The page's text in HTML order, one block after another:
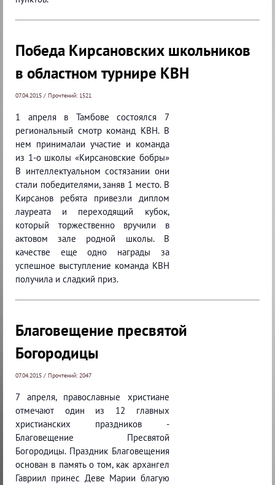
Победа Кирсановских школьников
в областном турнире КВН
07.04.2015 / Прочтений: 1521
1 апреля в Тамбове состоялся 7
региональный смотр команд КВН. В
нем принималаи участие и команда
из 1-о школы «Кирсановские бобры»
В интеллектуальном состязании они
стали победителями, заняв 1 место. В
Кирсанов ребята привезли диплом
лауреата и переходящий кубок,
который торжественно вручили в
актовом зале родной школы. В
качестве еще одно награды за
успешное выступление команда КВН
получила и сладкий приз.
Благовещение пресвятой
Богородицы
07.04.2015 / Прочтений: 2047
7 апреля, православные христиане
отмечают один из 12 главных
христианских праздников -
Благовещение Пресвятой
Богородицы. Праздник Благовещения
основан в память о том, как архангел
Гавриил принес Деве Марии благую